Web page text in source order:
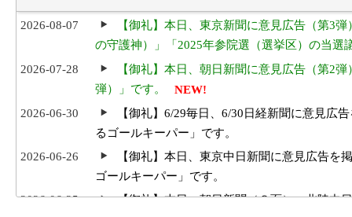
2026-08-07
【御礼】本日、東京新聞に意見広告（第3
の守護神）」「2025年参院選（選挙区）の当
2026-07-28
【御礼】本日、朝日新聞に意見広告（第2
弾）」です。
NEW!
2026-06-30
【御礼】6/29毎日、6/30日経新聞に意見広
るゴールキーパー」です。
2026-06-26
【御礼】本日、東京中日新聞に意見広告
ゴールキーパー」です。
2026-06-25
【御礼】本日、朝日新聞（８面）・北陸中